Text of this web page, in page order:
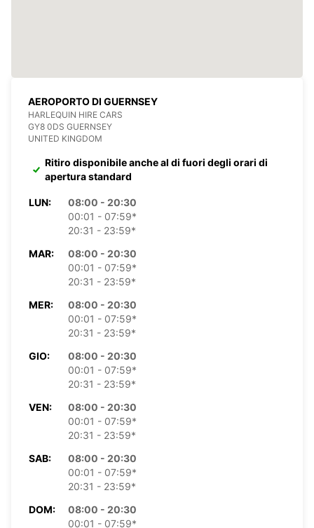
AEROPORTO DI GUERNSEY
HARLEQUIN HIRE CARS
GY8 0DS GUERNSEY
UNITED KINGDOM
Ritiro disponibile anche al di fuori degli orari di
apertura standard
LUN:
08:00 - 20:30
00:01 - 07:59*
20:31 - 23:59*
MAR:
08:00 - 20:30
00:01 - 07:59*
20:31 - 23:59*
MER:
08:00 - 20:30
00:01 - 07:59*
20:31 - 23:59*
GIO:
08:00 - 20:30
00:01 - 07:59*
20:31 - 23:59*
VEN:
08:00 - 20:30
00:01 - 07:59*
20:31 - 23:59*
SAB:
08:00 - 20:30
00:01 - 07:59*
20:31 - 23:59*
DOM:
08:00 - 20:30
00:01 - 07:59*